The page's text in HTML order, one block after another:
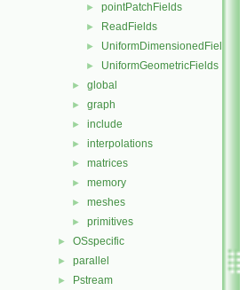
► pointPatchFields
► ReadFields
► UniformDimensionedFields
► UniformGeometricFields
► global
► graph
► include
► interpolations
► matrices
► memory
► meshes
► primitives
► OSspecific
► parallel
► Pstream